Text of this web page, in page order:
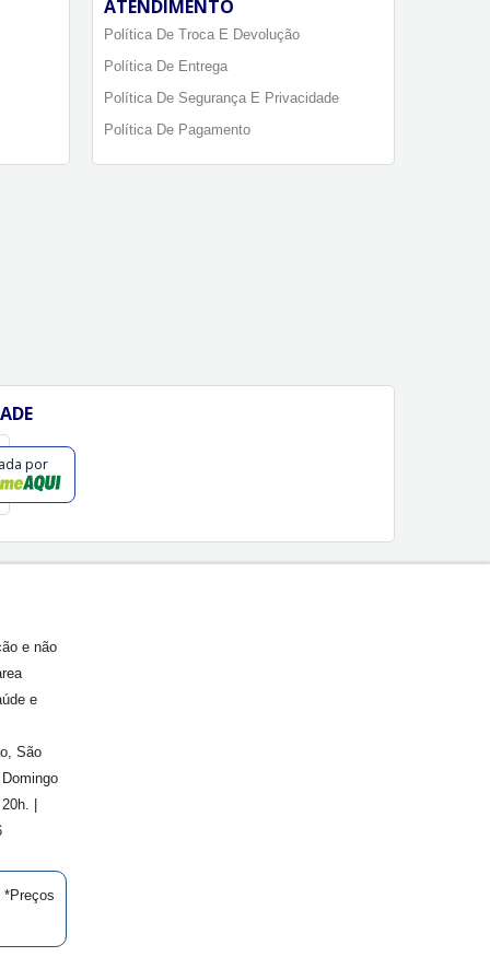
ATENDIMENTO
Política De Troca E Devolução
Política De Entrega
Política De Segurança E Privacidade
Política De Pagamento
por
e não
e
São
|